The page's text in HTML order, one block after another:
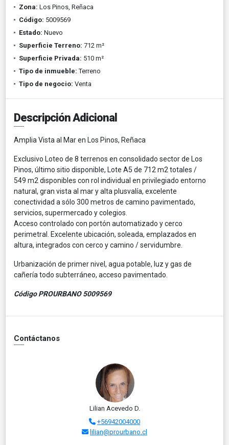
Zona: Los Pinos, Reñaca
Código: 5009569
Estado: Nuevo
Superficie Terreno: 712 m²
Superficie Privada: 510 m²
Tipo de inmueble: Terreno
Tipo de negocio: Venta
Descripción Adicional
Amplia Vista al Mar en Los Pinos, Reñaca
Exclusivo Loteo de 8 terrenos en consolidado sector de Los
Pinos, último sitio disponible, Lote A5 de 712 m2 totales /
549 m2 disponibles con rol individual en privilegiado entorno
natural, gran vista al mar y alta plusvalía, excelente
conectividad a sólo 300 metros de camino pavimentado,
servicios, supermercado y colegios.
Acceso controlado con portón automatizado y cerco
perimetral. Excelente ubicación, soleada, emplazados en
altura, integrados con cerco y camino / servidumbre.
Urbanización de primer nivel, agua potable, luz y gas de
cañería todo subterráneo, acceso pavimentado.
Código PROURBANO 5009569
Contáctanos
Lilian Acevedo D.
+56942004000
lilian@prourbano.cl